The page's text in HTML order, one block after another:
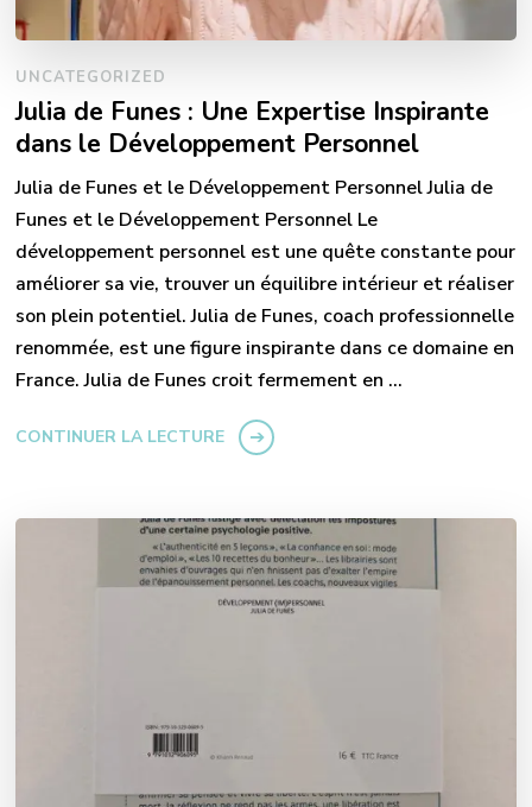
UNCATEGORIZED
Julia de Funes : Une Expertise Inspirante
dans le Développement Personnel
Julia de Funes et le Développement Personnel Julia de
Funes et le Développement Personnel Le
développement personnel est une quête constante pour
améliorer sa vie, trouver un équilibre intérieur et réaliser
son plein potentiel. Julia de Funes, coach professionnelle
renommée, est une figure inspirante dans ce domaine en
France. Julia de Funes croit fermement en …
CONTINUER LA LECTURE